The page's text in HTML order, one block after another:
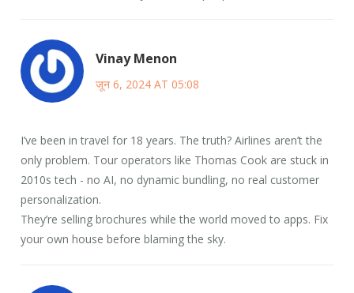
Vinay Menon
जून 6, 2024 AT 05:08
I’ve been in travel for 18 years. The truth? Airlines aren’t the
only problem. Tour operators like Thomas Cook are stuck in
2010s tech - no AI, no dynamic bundling, no real customer
personalization.
They’re selling brochures while the world moved to apps. Fix
your own house before blaming the sky.